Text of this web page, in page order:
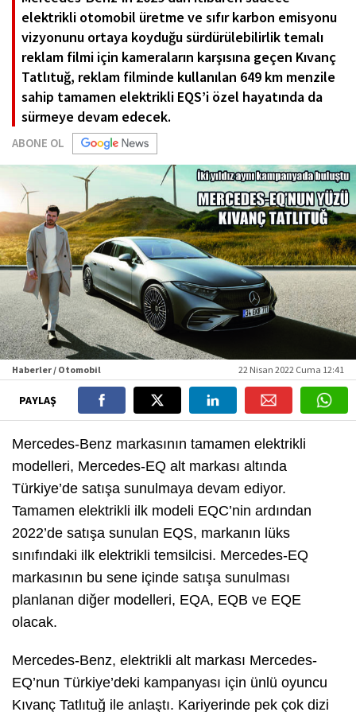
elektrikli otomobil üretme ve sıfır karbon emisyonu
vizyonunu ortaya koyduğu sürdürülebilirlik temalı
reklam filmi için kameraların karşısına geçen Kıvanç
Tatlıtuğ, reklam filminde kullanılan 649 km menzile
sahip tamamen elektrikli EQS’i özel hayatında da
sürmeye devam edecek.
ABONE OL
Haberler / Otomobil 22 Nisan 2022 Cuma 12:41
PAYLAŞ
Mercedes-Benz markasının tamamen elektrikli
modelleri, Mercedes-EQ alt markası altında
Türkiye’de satışa sunulmaya devam ediyor.
Tamamen elektrikli ilk modeli EQC’nin ardından
2022’de satışa sunulan EQS, markanın lüks
sınıfındaki ilk elektrikli temsilcisi. Mercedes-EQ
markasının bu sene içinde satışa sunulması
planlanan diğer modelleri, EQA, EQB ve EQE
olacak.
Mercedes-Benz, elektrikli alt markası Mercedes-
EQ’nun Türkiye’deki kampanyası için ünlü oyuncu
Kıvanç Tatlıtuğ ile anlaştı. Kariyerinde pek çok dizi